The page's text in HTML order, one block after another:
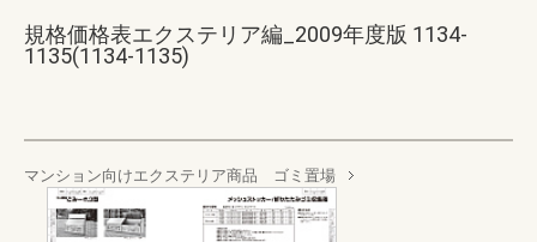
規格価格表エクステリア編_2009年度版 1134-
1135(1134-1135)
マンション向けエクステリア商品 ゴミ置場